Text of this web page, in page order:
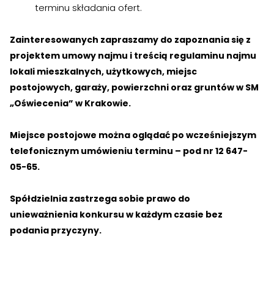
terminu składania ofert.
Zainteresowanych zapraszamy do zapoznania się z
projektem umowy najmu i treścią regulaminu najmu
lokali mieszkalnych, użytkowych, miejsc
postojowych, garaży, powierzchni oraz gruntów w SM
„Oświecenia” w Krakowie.
Miejsce postojowe można oglądać po wcześniejszym
telefonicznym umówieniu terminu – pod nr 12 647-
05-65.
Spółdzielnia zastrzega sobie prawo do
unieważnienia konkursu w każdym czasie bez
podania przyczyny.